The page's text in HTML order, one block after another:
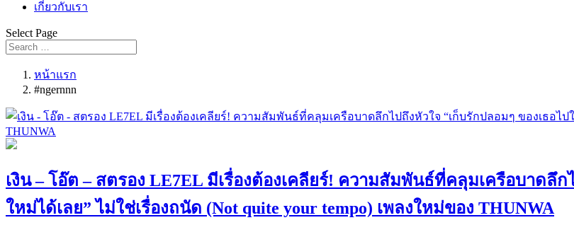
เกี่ยวกับเรา
Select Page
หน้าแรก
#ngernnn
เงิน – โอ๊ต – สตรอง LE7EL มีเรื่องต้องเคลียร์! ความสัมพันธ์ที่คลุมเครือบาดลึ
ใหม่ได้เลย” ไม่ใช่เรื่องถนัด (Not quite your tempo) เพลงใหม่ของ THUNWA